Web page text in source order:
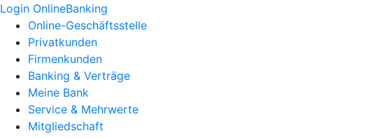
Login OnlineBanking
Online-Geschäftsstelle
Privatkunden
Firmenkunden
Banking & Verträge
Meine Bank
Service & Mehrwerte
Mitgliedschaft